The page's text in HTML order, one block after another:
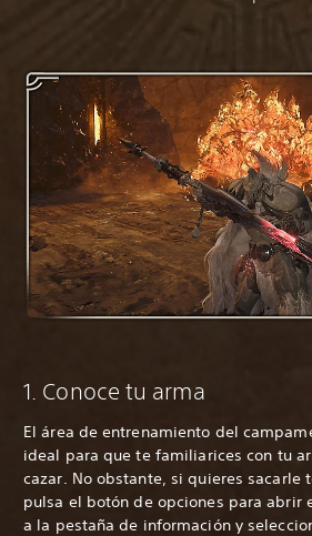
1. Conoce tu arma
El área de entrenamiento del
ideal para que te familiarices con tu
cazar. No obstante, si quieres sacarle
pulsa el botón de opciones para abrir
a la pestaña de información y